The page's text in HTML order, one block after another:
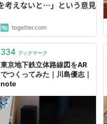
togetter.com
334 ブックマーク
東京地下鉄立体路線図をAR
でつくってみた｜川島優志｜
note